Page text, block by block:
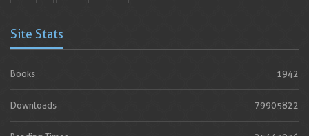
Site Stats
Books 1942
Downloads 79905822